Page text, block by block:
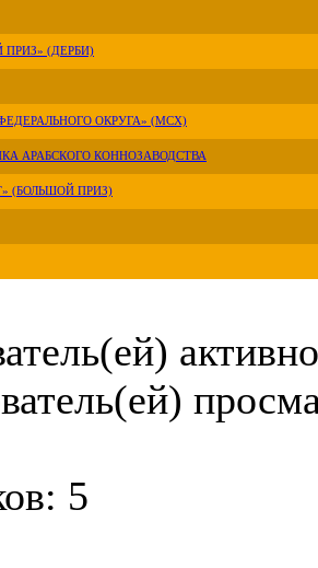
ПРИЗ» (ДЕРБИ)
ОКРУГА» (МСХ)
АРАБСКОГО КОННОЗАВОДСТВА
(БОЛЬШОЙ ПРИЗ)
активно
5